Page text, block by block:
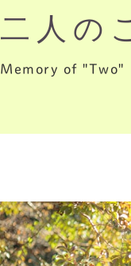
二人の
Memory of "Two"